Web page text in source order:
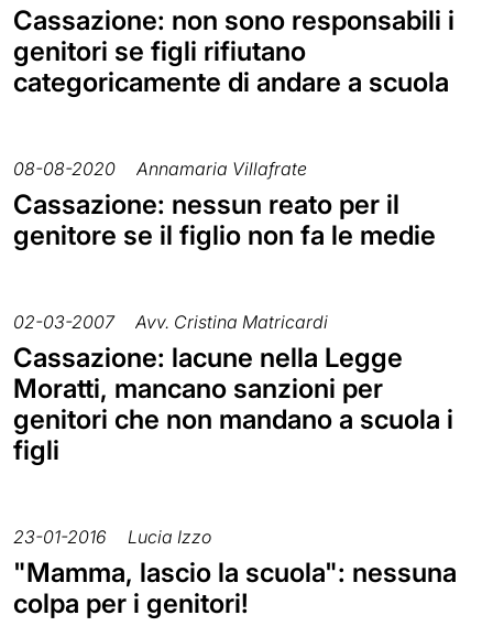
Cassazione: non sono responsabili i
genitori se figli rifiutano
categoricamente di andare a scuola
08-08-2020 Annamaria Villafrate
Cassazione: nessun reato per il
genitore se il figlio non fa le medie
02-03-2007 Avv. Cristina Matricardi
Cassazione: lacune nella Legge
Moratti, mancano sanzioni per
genitori che non mandano a scuola i
figli
23-01-2016 Lucia Izzo
"Mamma, lascio la scuola": nessuna
colpa per i genitori!